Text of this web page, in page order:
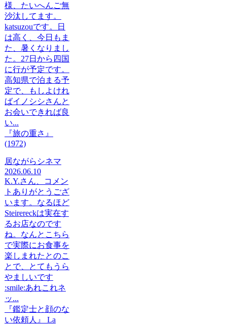
様、たいへんご無
沙汰してます。
katsuzouです。日
は高く、今日もま
た、暑くなりまし
た。27日から四国
に行が予定です。
高知県で泊まる予
定で、もしよけれ
ばイノシシさんと
お会いできれば良
い...
『旅の重さ』
(1972)
居ながらシネマ
2026.06.10
K.Y.さん、コメン
トありがとうござ
います。なるほど
Steirereckは実在す
るお店なのです
ね。なんとこちら
で実際にお食事を
楽しまれたとのこ
とで、とてもうら
やましいです
:smile:あれこれネ
ッ...
『鑑定士と顔のな
い依頼人』 La